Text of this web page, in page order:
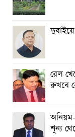
রেল
রুখবে
অনিয়ম-
শূন্য